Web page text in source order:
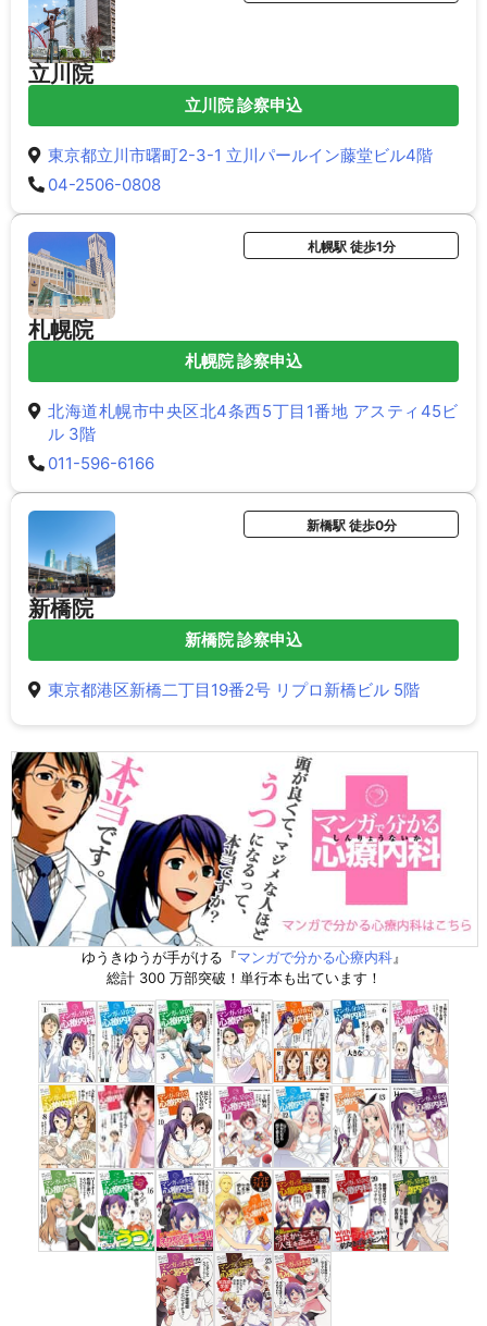
立川院
立川院 診察申込
東京都立川市曙町2-3-1 立川パールイン藤堂ビル4階
04-2506-0808
札幌院
札幌駅 徒歩1分
札幌院 診察申込
北海道札幌市中央区北4条西5丁目1番地 アスティ45ビ
ル 3階
011-596-6166
新橋院
新橋駅 徒歩0分
新橋院 診察申込
東京都港区新橋二丁目19番2号 リプロ新橋ビル 5階
ゆうきゆうが手がける『マンガで分かる心療内科』
総計 300 万部突破！単行本も出ています！